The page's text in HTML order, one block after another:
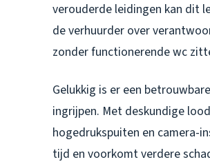
verouderde leidingen kan dit
de verhuurder over
zonder functionerende wc
Gelukkig is er een
ingrijpen. Met deskundige
hogedrukspuiten en camera-
tijd en voorkomt verdere